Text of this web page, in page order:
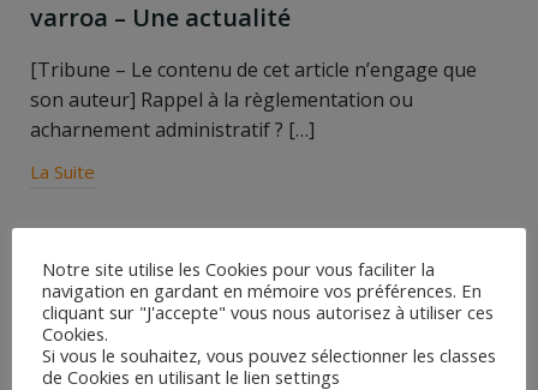
varroa – Une actualité
[Tribune – Le contenu de cet article n’engage que
son auteur] Rappel à la règlementation ou
acharnement administratif ? […]
La Suite
for:
Articles récents
Sensibilité des Vétérinaires à l’apiculture
Notre site utilise les Cookies pour vous faciliter la
navigation en gardant en mémoire vos préférences. En
cliquant sur "J'accepte" vous nous autorisez à utiliser ces
Cookies.
Si vous le souhaitez, vous pouvez sélectionner les classes
de Cookies en utilisant le lien settings